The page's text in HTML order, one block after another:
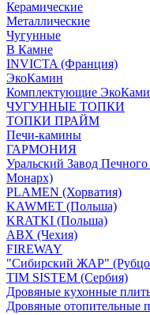
Керамические
Металлические
Чугунные
В Камне
INVICTA (Франция)
ЭкоКамин
Комплектующие
ЧУГУННЫЕ ТОПКИ
ТОПКИ ПРАЙМ
Печи-камины
ГАРМОНИЯ
Уральский Завод
Монарх)
PLAMEN (Хорватия)
KAWMET (Польша)
KRATKI (Польша)
ABX (Чехия)
FIREWAY
"Сибирский ЖАР"
TIM SISTEM (Сербия)
Дровяные кухонные
Дровяные отопительные